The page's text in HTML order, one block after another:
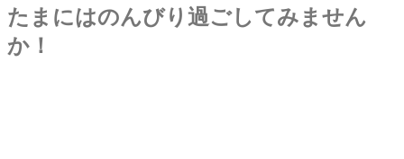
たまにはのんびり過ごしてみません
か！